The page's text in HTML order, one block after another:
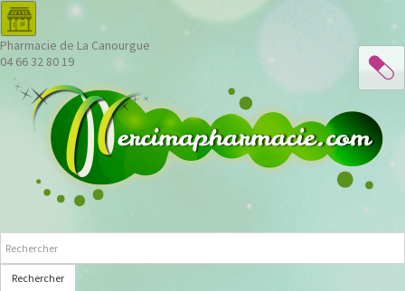
Pharmacie de La Canourgue
04 66 32 80 19
Rechercher